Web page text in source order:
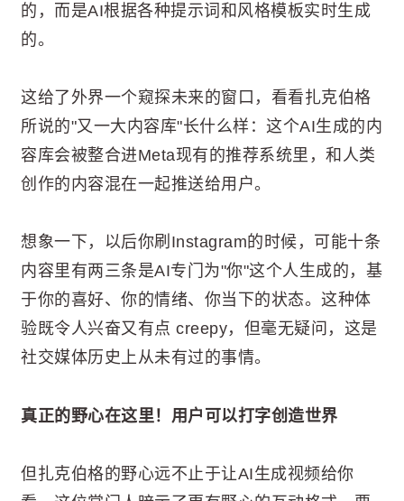
的，而是AI根据各种提示词和风格模板实时生成
的。
这给了外界一个窥探未来的窗口，看看扎克伯格
所说的"又一大内容库"长什么样：这个AI生成的内
容库会被整合进Meta现有的推荐系统里，和人类
创作的内容混在一起推送给用户。
想象一下，以后你刷Instagram的时候，可能十条
内容里有两三条是AI专门为"你"这个人生成的，基
于你的喜好、你的情绪、你当下的状态。这种体
验既令人兴奋又有点 creepy，但毫无疑问，这是
社交媒体历史上从未有过的事情。
真正的野心在这里！用户可以打字创造世界
但扎克伯格的野心远不止于让AI生成视频给你